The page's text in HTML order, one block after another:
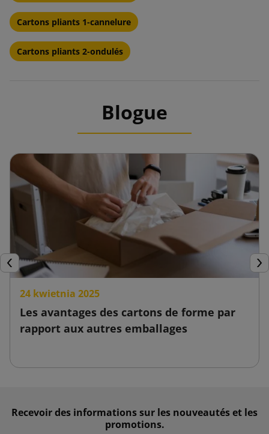
Cartons pliants 1-cannelure
Cartons pliants 2-ondulés
Blogue
Précédent
24 kwietnia 2025
Les avantages des cartons de forme par
rapport aux autres emballages
Recevoir des informations sur les nouveautés et les
promotions.